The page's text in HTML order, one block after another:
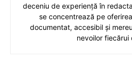
deceniu de experiență în
se concentrează pe
documentat, accesibil și
nevoilor fiecărui